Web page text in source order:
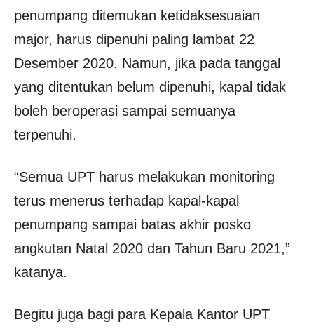
penumpang ditemukan ketidaksesuaian
major, harus dipenuhi paling lambat 22
Desember 2020. Namun, jika pada tanggal
yang ditentukan belum dipenuhi, kapal tidak
boleh beroperasi sampai semuanya
terpenuhi.
“Semua UPT harus melakukan monitoring
terus menerus terhadap kapal-kapal
penumpang sampai batas akhir posko
angkutan Natal 2020 dan Tahun Baru 2021,”
katanya.
Begitu juga bagi para Kepala Kantor UPT